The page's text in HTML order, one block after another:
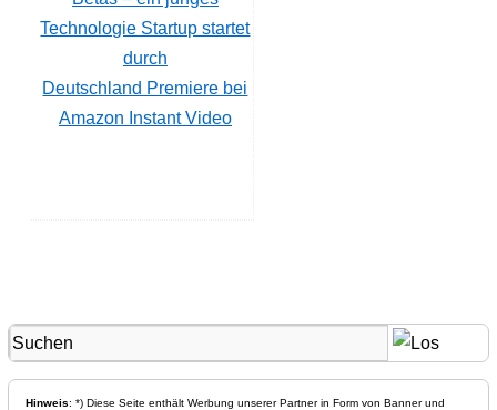
Technologie Startup startet
durch
Deutschland Premiere bei
Amazon Instant Video
Hinweis: *) Diese Seite enthält Werbung unserer Partner in Form von Banner und